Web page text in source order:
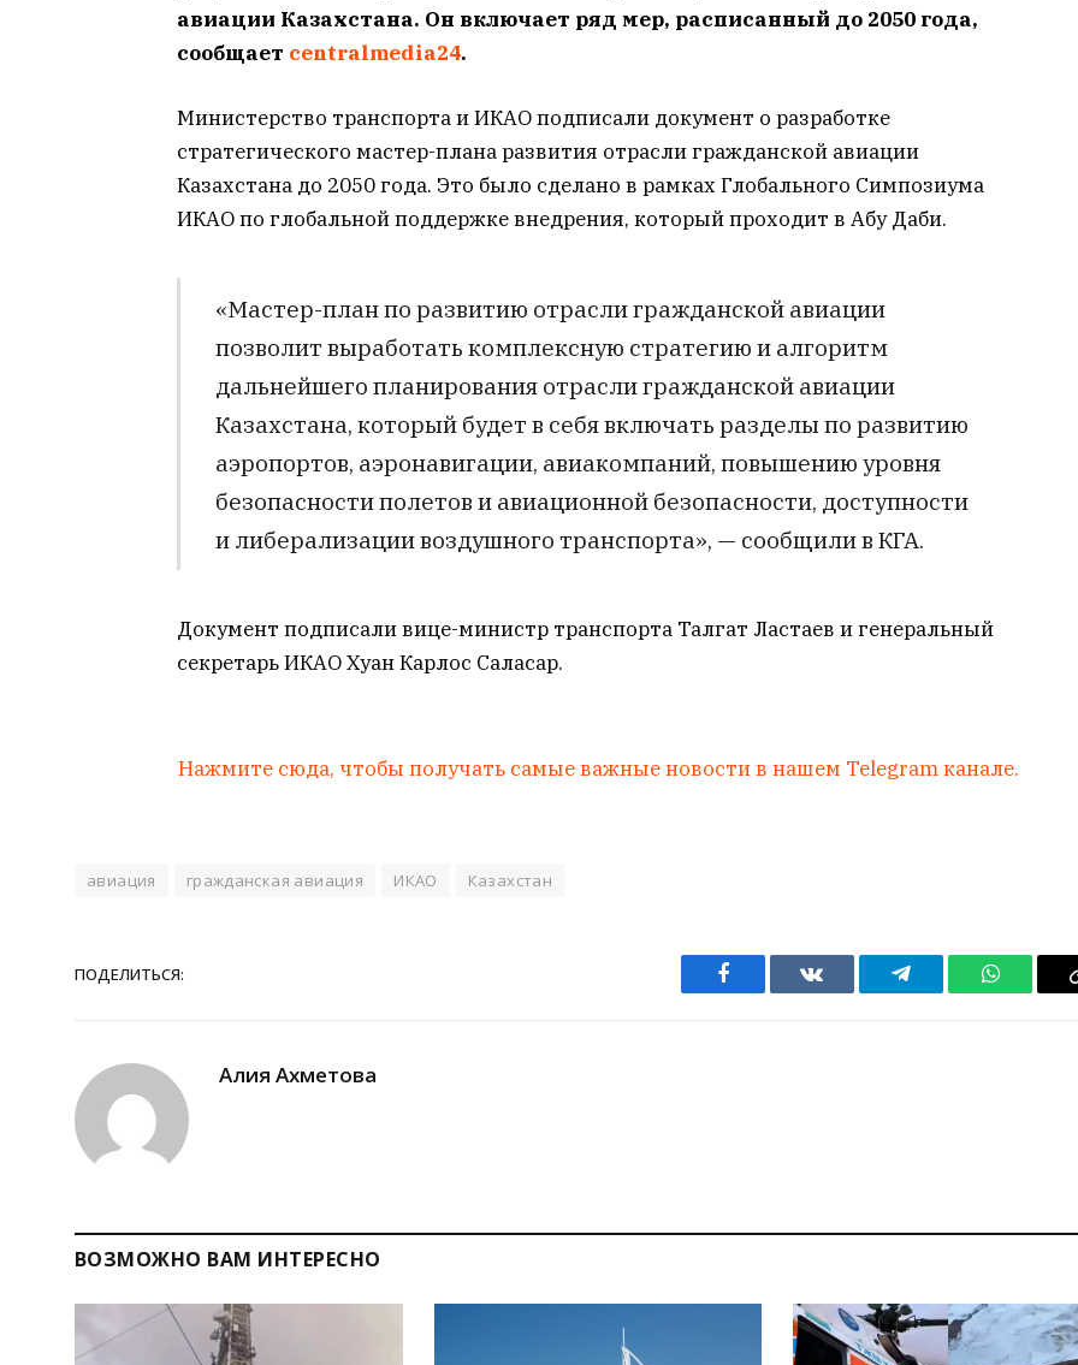
авиации Казахстана. Он включает ряд мер, расписанный до 2050 года,
сообщает centralmedia24.
Министерство транспорта и ИКАО подписали документ о разработке
стратегического мастер-плана развития отрасли гражданской авиации
Казахстана до 2050 года. Это было сделано в рамках Глобального Симпозиума
ИКАО по глобальной поддержке внедрения, который проходит в Абу Даби.
«Мастер-план по развитию отрасли гражданской авиации
позволит выработать комплексную стратегию и алгоритм
дальнейшего планирования отрасли гражданской авиации
Казахстана, который будет в себя включать разделы по развитию
аэропортов, аэронавигации, авиакомпаний, повышению уровня
безопасности полетов и авиационной безопасности, доступности
и либерализации воздушного транспорта», — сообщили в КГА.
Документ подписали вице-министр транспорта Талгат Ластаев и генеральный
секретарь ИКАО Хуан Карлос Саласар.
Нажмите сюда, чтобы получать самые важные новости в нашем Telegram канале.
авиация гражданская авиация ИКАО Казахстан
ПОДЕЛИТЬСЯ:
Facebook VKontakteTelegram
Алия Ахметова
ВОЗМОЖНО ВАМ ИНТЕРЕСНО